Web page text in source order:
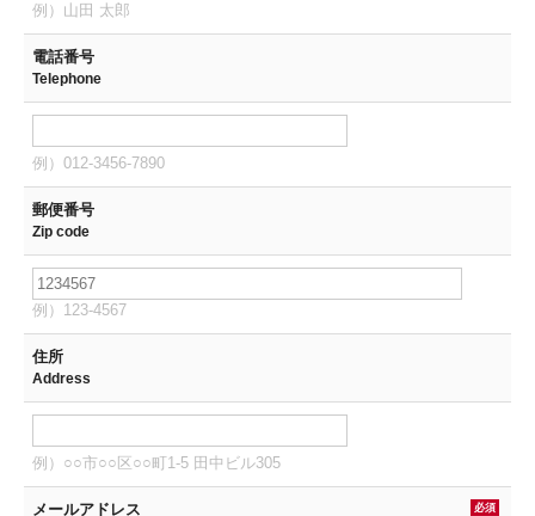
例）山田 太郎
電話番号
Telephone
例）012-3456-7890
郵便番号
Zip code
例）123-4567
住所
Address
例）○○市○○区○○町1-5 田中ビル305
メールアドレス 必須